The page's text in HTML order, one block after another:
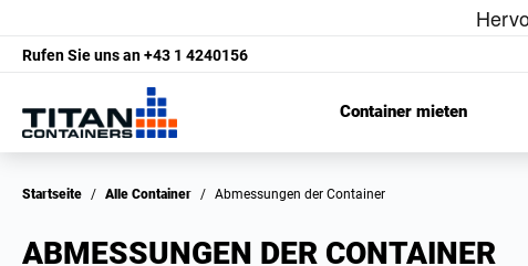
Rufen Sie uns an+43 1 4240156
Container mieten
Startseite / Alle Container / Abmessungen der Container
ABMESSUNGEN DER CONTAINER